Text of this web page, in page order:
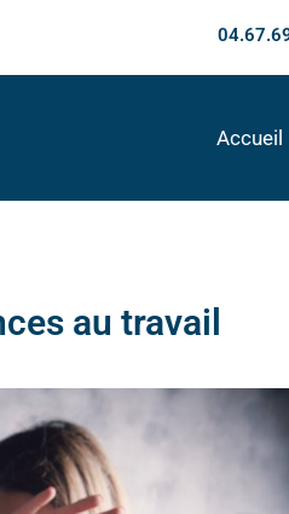
Accueil
au travail